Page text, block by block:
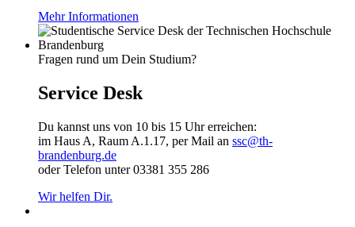
Mehr Informationen
Fragen rund um Dein Studium?
Service Desk
Du kannst uns von 10 bis 15 Uhr erreichen:
im Haus A, Raum A.1.17, per Mail an ssc@th-
brandenburg.de
oder Telefon unter 03381 355 286
Wir helfen Dir.